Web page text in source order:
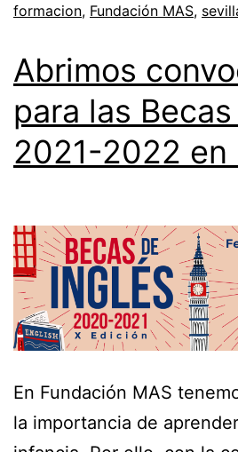
formacion, Fundación MAS,
Abrimos
para las
2021-2022 en
En Fundación MAS
la importancia de